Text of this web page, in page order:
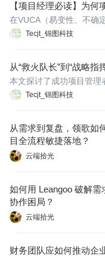
的能力。它不
【项目经理必读】为何
Tecjt_锦图科技
在VUCA（易变性、不确
角色正经历着前所未有
加效应。
从“救火队长”到“战略
Tecjt_锦图科技
本文探讨了成功项目管理
式（如Excel、手写日报
从需求到复盘，领歌如
目全流程敏捷落地？
云端拾光
如何用 Leangoo 破解
协作困局？
云端拾光
财务团队应如何推动企